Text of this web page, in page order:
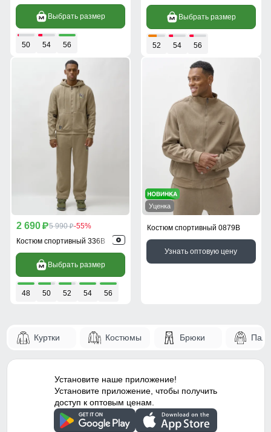
Выбрать размер
50 54 56
Выбрать размер
52 54 56
2 690 p5 990 p-55%
Костюм спортивный 336B
Выбрать размер
48 50 52 54 56
Уценка
Костюм спортивный 0879B
Узнать оптовую цену
Куртки Костюмы Брюки
Установите наше приложение!
Установите приложение, чтобы получить
доступ к оптовым ценам.